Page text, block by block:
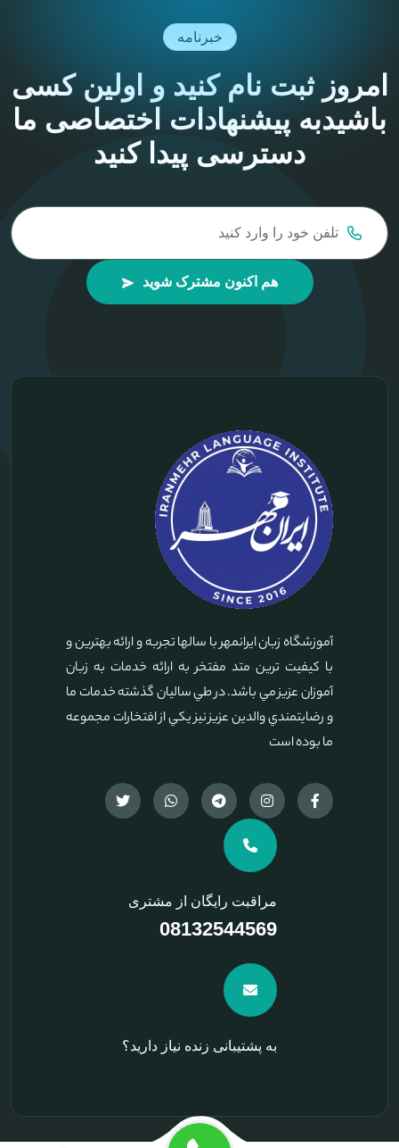
خبرنامه
امروز ثبت نام کنید و اولین کسی
باشیدبه پیشنهادات اختصاصی ما
دسترسی پیدا کنید
هم اکنون مشترک شوید
آموزشگاه زبان ايرانمهر با سالها تجربه و ارائه بهترين و
با کيفيت ترين متد مفتخر به ارائه خدمات به زبان
آموزان عزيز مي باشد. در طي ساليان گذشته خدمات ما
و رضايتمندي والدين عزيز نيز يکي از افتخارات مجموعه
ما بوده است
مراقبت رایگان از مشتری
08132544569
به پشتیبانی زنده نیاز دارید؟